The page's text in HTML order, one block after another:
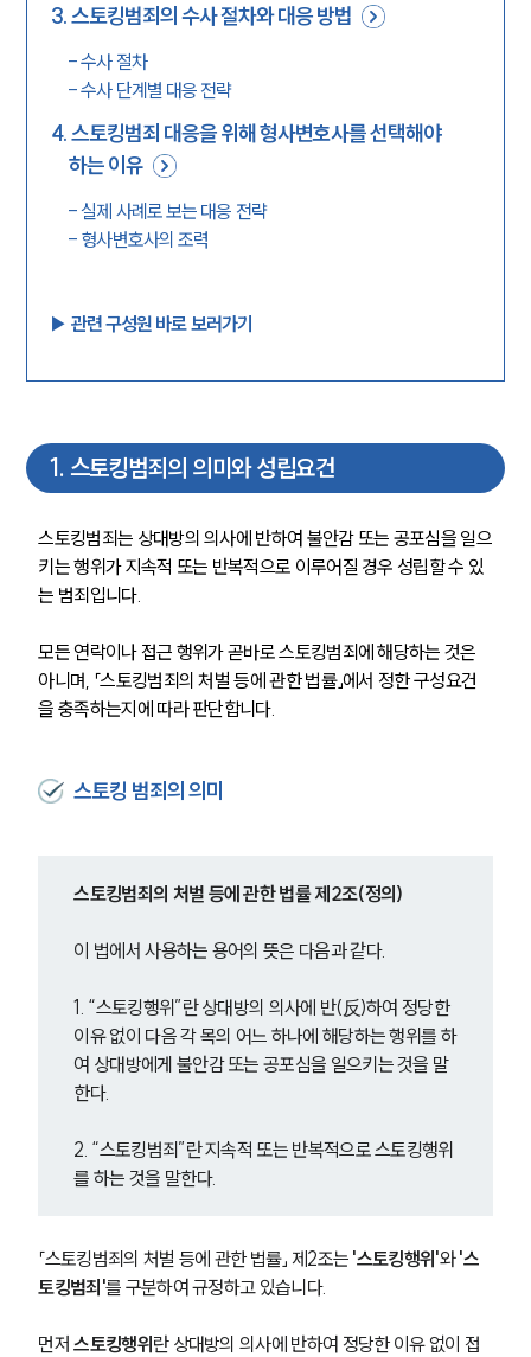
3.스토킹범죄의 수사 절차와 대응 방법
-수사 절차
-수사 단계별 대응 전략
4.스토킹범죄 대응을 위해 형사변호사를 선택해야
하는 이유
-실제 사례로 보는 대응 전략
- 형사변호사의 조력
▶︎ 관련 구성원 바로 보러가기
1. 스토킹범죄의 의미와 성립요건
스토킹범죄는 상대방의 의사에 반하여 불안감 또는 공포심을 일으
키는 행위가 지속적 또는 반복적으로 이루어질 경우 성립할 수 있
는 범죄입니다.
모든 연락이나 접근 행위가 곧바로 스토킹범죄에 해당하는 것은
아니며, 「스토킹범죄의 처벌 등에 관한 법률」에서 정한 구성요건
을 충족하는지에 따라 판단합니다.
스토킹 범죄의 의미
스토킹범죄의 처벌 등에 관한 법률 제2조(정의)
이 법에서 사용하는 용어의 뜻은 다음과 같다.
1. “스토킹행위”란 상대방의 의사에 반(反)하여 정당한
이유 없이 다음 각 목의 어느 하나에 해당하는 행위를 하
여 상대방에게 불안감 또는 공포심을 일으키는 것을 말
한다.
2. “스토킹범죄”란 지속적 또는 반복적으로 스토킹행위
를 하는 것을 말한다.
「스토킹범죄의 처벌 등에 관한 법률」 제2조는 '스토킹행위'와 '스
토킹범죄'를 구분하여 규정하고 있습니다.
먼저 스토킹행위란 상대방의 의사에 반하여 정당한 이유 없이 접